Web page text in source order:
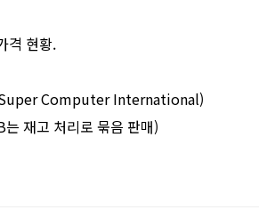
격 현황.
: Super Computer International)
는 재고 처리로 묶음 판매)